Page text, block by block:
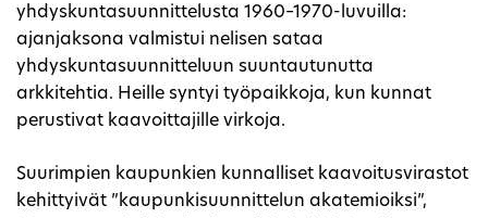
yhdyskuntasuunnittelusta 1960–1970-luvuilla:
ajanjaksona valmistui nelisen sataa
yhdyskuntasuunnitteluun suuntautunutta
arkkitehtia. Heille syntyi työpaikkoja, kun kunnat
perustivat kaavoittajille virkoja.
Suurimpien kaupunkien kunnalliset kaavoitusvirastot
kehittyivät ”kaupunkisuunnittelun akatemioiksi”,